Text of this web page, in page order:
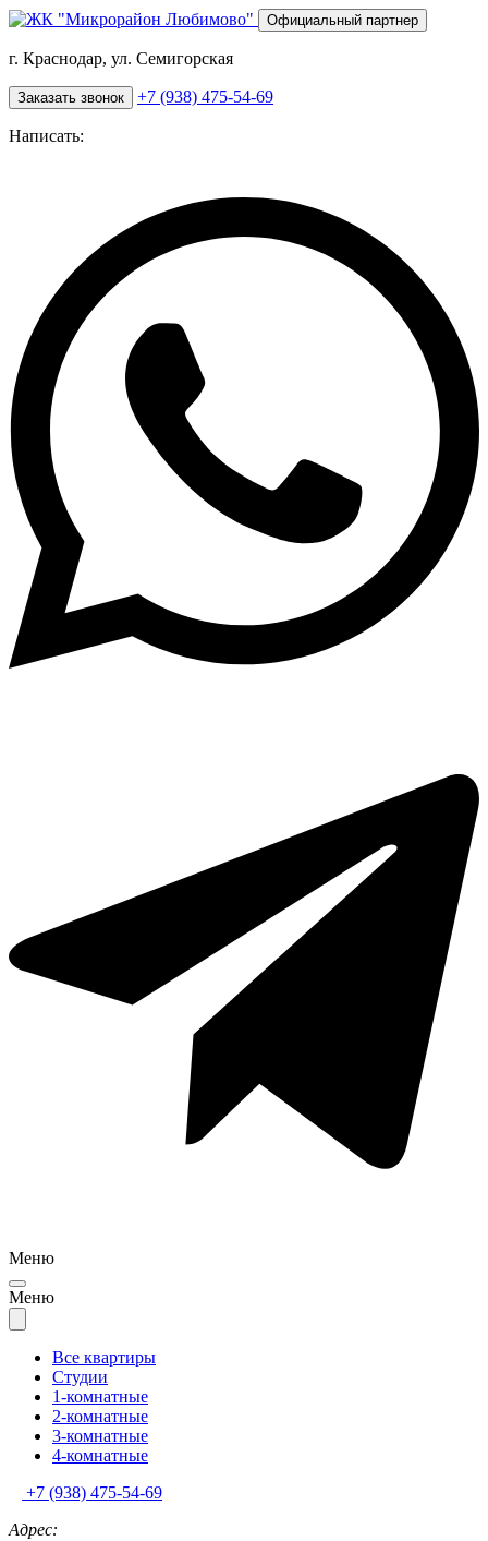
Перейти
основному
Официальный партнер
г. Краснодар, ул. Семигорская
Заказать звонок +7 (938) 475-54-69
Написать:
Меню
Меню
Все квартиры
Студии
1-комнатные
2-комнатные
3-комнатные
4-комнатные
+7 (938) 475-54-69
Адрес: